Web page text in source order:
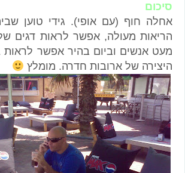
סיכום
אחלה חוף (עם אופי). גידי טוען
הריאות מעולה, אפשר לראות דגים
מעט אנשים וביום בהיר אפשר
היצירה של ארובות חדרה. מומלץ